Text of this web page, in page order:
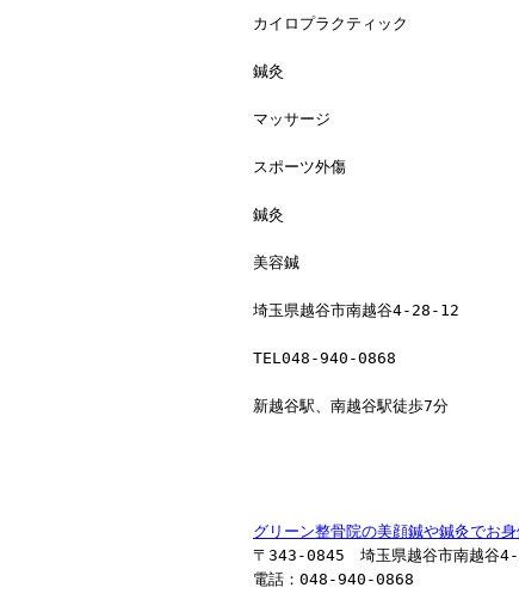
カイロプラクティック
鍼灸
マッサージ
スポーツ外傷
鍼灸
美容鍼
埼玉県越谷市南越谷4-28-12
TEL048-940-0868
新越谷駅、南越谷駅徒歩7分
グリーン整骨院の美顔鍼や鍼灸でお身
〒343-0845 埼玉県越谷市南越谷
電話：048-940-0868